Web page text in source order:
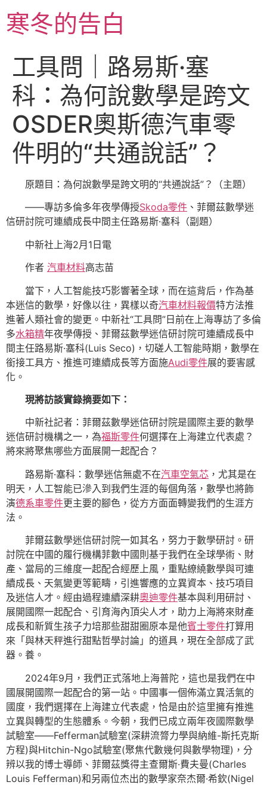
至
主寒冬的告白
工具問｜路易斯·塞
科：為何說數學是跨文
OSDER奧斯德汽車零
件明的“共通說話”？
原題目：為何說數學是跨文明的“共通說話”？（主題）
——專訪多倫多年夜學傳授Skoda零件 、菲爾茲數學迷
信研討院可連續成長中間主任路易斯·塞科（副題）
中新社上海2月1日電
作者 汽車材料高志苗
當下，人工智能技巧影響著全球，而在這背后，作為基
本迷信的數學，好像以往，異樣以奇汽車材料報價特方法推
進著人類社會的變更。中新社“工具問”日前在上海專訪了多倫
多水箱精年夜學傳授、菲爾茲數學迷信研討院可連續成長中
間主任路易斯·塞科(Luis Seco)，切磋人工智能時期，數學在
銜接工具方、推進可連續成長等方面施Audi零件展的要害感
化。
現將訪談實錄摘要如下：
中新社記者：菲爾茲數學迷信研討院是國際主要的數學
迷信研討機構之一，為福斯零件何選擇在上海建立代表處？
將來將聚焦哪些方面展開一起配合？
路易斯·塞科：數學迷信無處不在汽車空氣芯 ，尤其是在
明天，人工智能已滲入到我們生涯的每個角落，數學也將飾
演德系車零件更主要的腳色，從方方面面轉變我們的生涯方
法。
菲爾茲數學迷信研討院一如其名，努力于數學研討。研
討院在中國的履行機構菲數中國則基于我們在全球學術、財
產、當局的三維度一起配合經歷上風，重點繚繞數學與可連
續成長、天氣變更等範疇，引進響應的立異資本、技巧項目
及迷信人才。經由過程連續深耕奧迪零件基本與利用研討、
展開國際一起配合、引育海內頂尖人才，助力上海將來財產
成長和新質生孩子力培那些甜甜圈原本是他賓士零件打算用
來「與林天秤進行甜點哲學討論」的道具，現在全部成了武
器。養。
2024年9月，我們正式落地上海普陀，這也是我們在中
國展開國際一起配合的第一站。中國事一個佈滿立異活氣的
國度，我們選擇在上海建立代表處，恰是由於這里擁有推進
立異與轉型的生態體系。今朝，我們已成立兩年夜國際數學
試驗室——Fefferman試驗室(深耕流膂力學與納維-斯托克斯
方程)與Hitchin-Ngo試驗室(聚焦代數幾何與數學物理)，分
辨以我的博士導師、菲爾茲獎得主查爾斯·費夫曼(Charles
Louis Fefferman)和另兩位杰出的數學家奈杰爾·希欽(Nigel